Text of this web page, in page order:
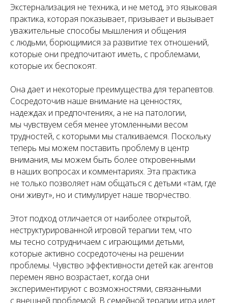
Экстернализация не техника, и не метод, это языковая
практика, которая показывает, призывает и вызывает
уважительные способы мышления и общения
с людьми, борющимися за развитие тех отношений,
которые они предпочитают иметь, с проблемами,
которые их беспокоят.
Она дает и некоторые преимущества для терапевтов.
Сосредоточив наше внимание на ценностях,
надеждах и предпочтениях, а не на патологии,
мы чувствуем себя менее утомленными весом
трудностей, с которыми мы сталкиваемся. Поскольку
теперь мы можем поставить проблему в центр
внимания, мы можем быть более откровенными
в наших вопросах и комментариях. Эта практика
не только позволяет нам общаться с детьми «там, где
они живут», но и стимулирует наше творчество.
Этот подход отличается от наиболее открытой,
неструктурированной игровой терапии тем, что
мы тесно сотрудничаем с играющими детьми,
которые активно сосредоточены на решении
проблемы. Чувство эффективности детей как агентов
перемен явно возрастает, когда они
экспериментируют с возможностями, связанными
с внешней проблемой. В семейной терапии игра идет